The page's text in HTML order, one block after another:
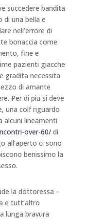
succedere bandita
di una bella e
nell’errore di
bonaccia come
fine e
pazienti giacche
gradita necessita
di amante
Per di piu si deve
una colf riguardo
alcuni lineamenti
over-60/di
all’aperto ci sono
benissimo la
la dottoressa –
e tutt’altro
lunga bravura